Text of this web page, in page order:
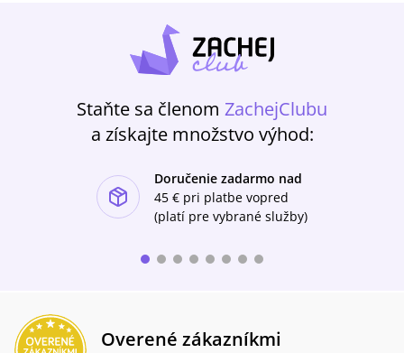
Staňte sa členom ZachejClubu
a získajte množstvo výhod:
Doručenie zadarmo nad
45 € pri platbe vopred
(platí pre vybrané služby)
Overené zákazníkmi